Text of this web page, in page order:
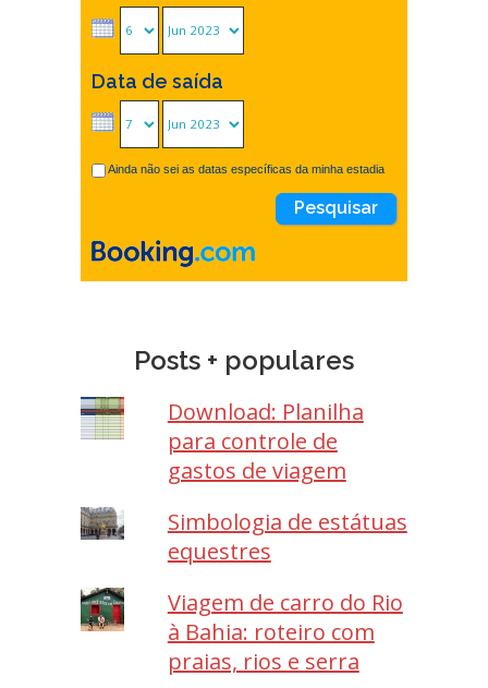
Data de saída
Ainda não sei as datas específicas da minha estadia
Posts + populares
Download: Planilha
para controle de
gastos de viagem
Simbologia de estátuas
equestres
Viagem de carro do Rio
à Bahia: roteiro com
praias, rios e serra